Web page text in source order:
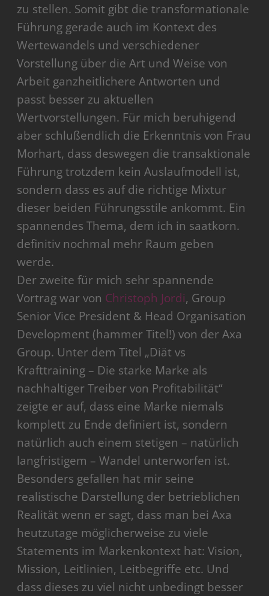
zu stellen. Somit gibt die transformationale
Führung gerade auch im Kontext des
Wertewandels und verschiedener
Vorstellung über die Art und Weise von
Arbeit ganzheitlichere Antworten und
passt besser zu aktuellen
Wertvorstellungen. Für mich beruhigend
aber schlußendlich die Erkenntnis von Frau
Morhart, dass deswegen die transaktionale
Führung trotzdem kein Auslaufmodell ist,
sondern dass es auf die richtige Mixtur
dieser beiden Führungsstile ankommt. Ein
spannendes Thema, dem ich in saatkorn.
definitiv nochmal mehr Raum geben
werde.
Der zweite für mich sehr spannende
Vortrag war von Christoph Jordi, Group
Senior Vice President & Head Organisation
Development (hammer Titel!) von der Axa
Group. Unter dem Titel „Diät vs
Krafttraining – Die starke Marke als
nachhaltiger Treiber von Profitabilität“
zeigte er auf, dass eine Marke niemals
komplett zu Ende definiert ist, sondern
natürlich auch einem stetigen – natürlich
langfristigem – Wandel unterworfen ist.
Besonders gefallen hat mir seine
realistische Darstellung der betrieblichen
Realität wenn er sagt, dass man bei Axa
heutzutage möglicherweise zu viele
Statements im Markenkontext hat: Vision,
Mission, Leitlinien, Leitbegriffe etc. Und
dass dieses zu viel nicht unbedingt besser